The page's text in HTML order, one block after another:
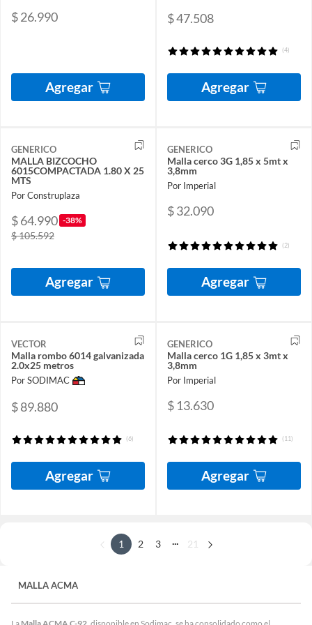
$ 26.990
Agregar
$ 47.508
(4)
Agregar
GENERICO
MALLA BIZCOCHO
6015COMPACTADA 1.80 X 25
MTS
Por Construplaza
$ 64.990 -38%
$ 105.592
Agregar
GENERICO
Malla cerco 3G 1,85 x 5mt x
3,8mm
Por Imperial
$ 32.090
(2)
Agregar
VECTOR
Malla rombo 6014 galvanizada
2.0x25 metros
Por SODIMAC
$ 89.880
(6)
Agregar
GENERICO
Malla cerco 1G 1,85 x 3mt x
3,8mm
Por Imperial
$ 13.630
(11)
Agregar
1 2 3 ... 21
MALLA ACMA